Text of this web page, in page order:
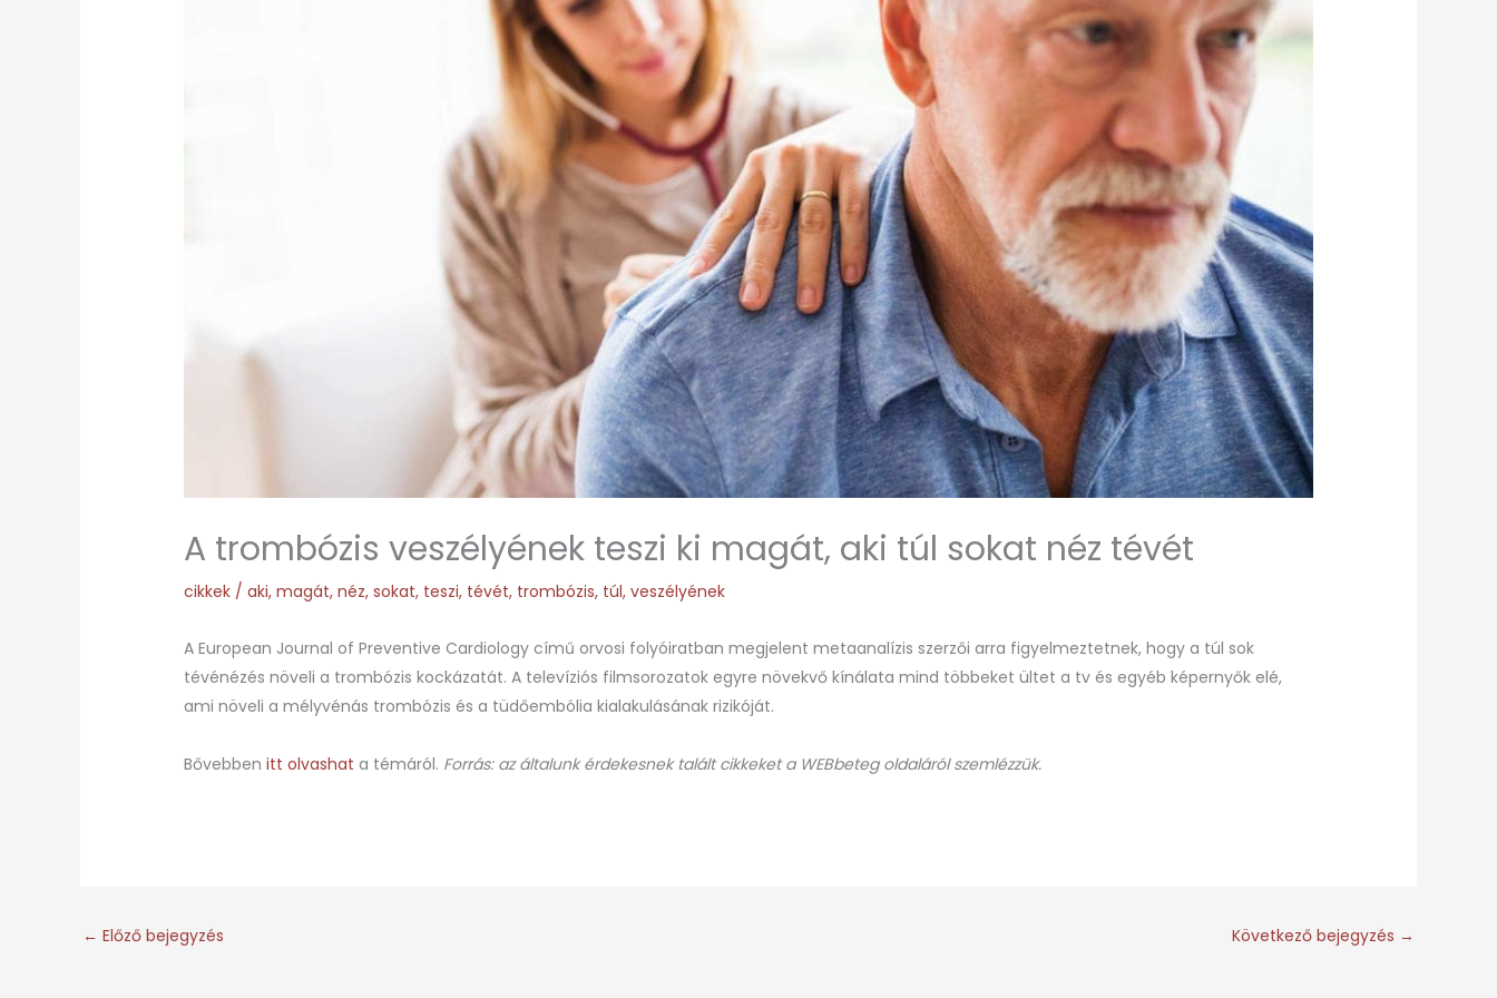
A trombózis veszélyének teszi ki magát, aki túl sokat néz tévét
cikkek /aki,magát,néz,sokat, teszi, tévét, trombózis, túl,veszélyének
A European Journal of Preventive Cardiology című orvosi folyóiratban megjelent metaanalízis szerzői arra figyelmeztetnek, hogy a túl sok
tévénézés növeli a trombózis kockázatát. A televíziós filmsorozatok egyre növekvő kínálata mind többeket ültet a tv és egyéb képernyők elé,
ami növeli a mélyvénás trombózis és a tüdőembólia kialakulásának rizikóját.
Bővebbenitt olvashata témáról. Forrás: az általunk érdekesnek talált cikkeket a WEBbeteg oldaláról szemlézzük.
← Előző bejegyzés Következő bejegyzés →